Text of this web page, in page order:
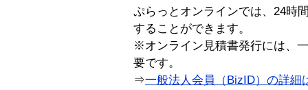
ぷらっとオンラインでは、24時
することができます。
※オンライン見積書発行には、
要です。
⇒一般法人会員（BizID）の詳細